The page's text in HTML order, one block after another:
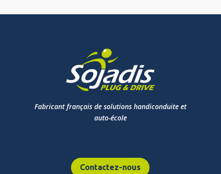
Fabricant français de solutions handiconduite et
auto-école
Contactez-nous